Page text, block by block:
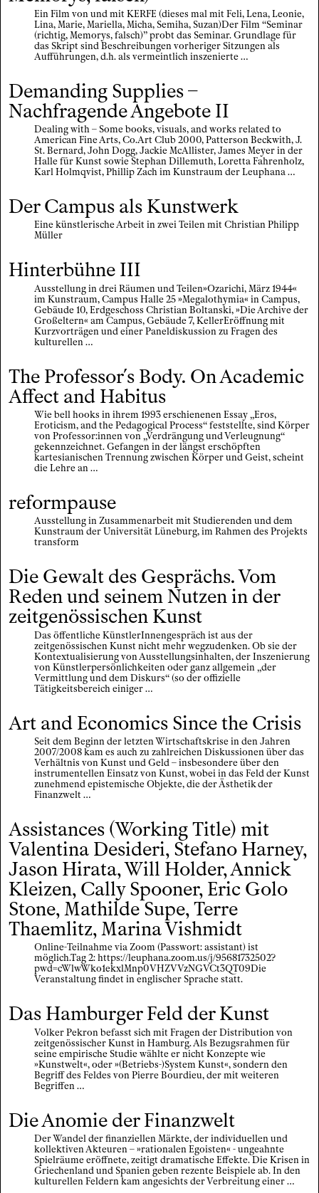
Ein Film von und mit KERFE (dieses mal mit Feli, Lena, Leonie,
Lina, Marie, Mariella, Micha, Semiha, Suzan)Der Film “Seminar
(richtig, Memorys, falsch)” probt das Seminar. Grundlage für
das Skript sind Beschreibungen vorheriger Sitzungen als
Aufführungen, d.h. als vermeintlich inszenierte …
Demanding Supplies –
Nachfragende Angebote II
Dealing with – Some books, visuals, and works related to
American Fine Arts, Co.Art Club 2000, Patterson Beckwith, J.
St. Bernard, John Dogg, Jackie McAllister, James Meyer in der
Halle für Kunst sowie Stephan Dillemuth, Loretta Fahrenholz,
Karl Holmqvist, Phillip Zach im Kunstraum der Leuphana …
Der Campus als Kunstwerk
Eine künstlerische Arbeit in zwei Teilen mit Christian Philipp
Müller
Hinterbühne III
Ausstellung in drei Räumen und Teilen»Ozarichi, März 1944«
im Kunstraum, Campus Halle 25 »Megalothymia« in Campus,
Gebäude 10, Erdgeschoss Christian Boltanski, »Die Archive der
Großeltern« am Campus, Gebäude 7, KellerEröffnung mit
Kurzvorträgen und einer Paneldiskussion zu Fragen des
kulturellen …
The Professor´s Body. On Academic
Affect and Habitus
Wie bell hooks in ihrem 1993 erschienenen Essay „Eros,
Eroticism, and the Pedagogical Process“ feststellte, sind Körper
von Professor:innen von „Verdrängung und Verleugnung“
gekennzeichnet. Gefangen in der längst erschöpften
kartesianischen Trennung zwischen Körper und Geist, scheint
die Lehre an …
reformpause
Ausstellung in Zusammenarbeit mit Studierenden und dem
Kunstraum der Universität Lüneburg, im Rahmen des Projekts
transform
Die Gewalt des Gesprächs. Vom
Reden und seinem Nutzen in der
zeitgenössischen Kunst
Das öffentliche KünstlerInnengespräch ist aus der
zeitgenössischen Kunst nicht mehr wegzudenken. Ob sie der
Kontextualisierung von Ausstellungsinhalten, der Inszenierung
von Künstlerpersönlichkeiten oder ganz allgemein „der
Vermittlung und dem Diskurs“ (so der offizielle
Tätigkeitsbereich einiger …
Art and Economics Since the Crisis
Seit dem Beginn der letzten Wirtschaftskrise in den Jahren
2007/2008 kam es auch zu zahlreichen Diskussionen über das
Verhältnis von Kunst und Geld – insbesondere über den
instrumentellen Einsatz von Kunst, wobei in das Feld der Kunst
zunehmend epistemische Objekte, die der Ästhetik der
Finanzwelt …
Assistances (Working Title) mit
Valentina Desideri, Stefano Harney,
Jason Hirata, Will Holder, Annick
Kleizen, Cally Spooner, Eric Golo
Stone, Mathilde Supe, Terre
Thaemlitz, Marina Vishmidt
Online-Teilnahme via Zoom (Passwort: assistant) ist
möglich.Tag 2: https://leuphana.zoom.us/j/95681732502?
pwd=cWlwWko1ekxlMnp0VHZVVzNGVCt3QT09Die
Veranstaltung findet in englischer Sprache statt.
Das Hamburger Feld der Kunst
Volker Pekron befasst sich mit Fragen der Distribution von
zeitgenössischer Kunst in Hamburg. Als Bezugsrahmen für
seine empirische Studie wählte er nicht Konzepte wie
»Kunstwelt«, oder »(Betriebs-)System Kunst«, sondern den
Begriff des Feldes von Pierre Bourdieu, der mit weiteren
Begriffen …
Die Anomie der Finanzwelt
Der Wandel der finanziellen Märkte, der individuellen und
kollektiven Akteuren – »rationalen Egoisten« - ungeahnte
Spielräume eröffnete, zeitigt dramatische Effekte. Die Krisen in
Griechenland und Spanien geben rezente Beispiele ab. In den
kulturellen Feldern kam angesichts der Verbreitung einer …